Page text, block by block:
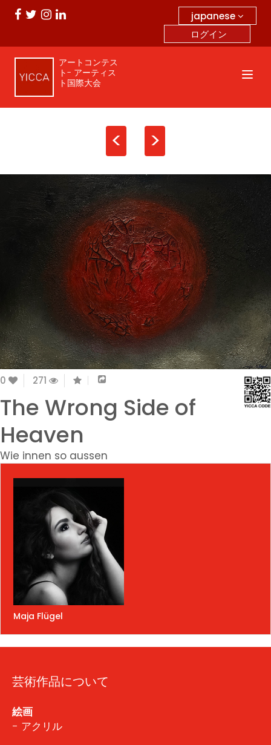
japanese
ログイン
アートコンテス
ト- アーティス
ト国際大会
< >
0 271
The Wrong Side of
Heaven
Wie innen so aussen
Maja Flügel
芸術作品について
絵画
- アクリル